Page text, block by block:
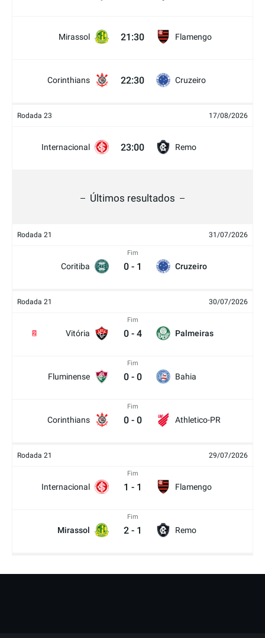
Mirassol 21:30 Flamengo
Corinthians 22:30 Cruzeiro
Rodada 23 17/08/2026
Internacional 23:00 Remo
Últimos resultados
Rodada 21 31/07/2026
Coritiba
Fim
0 - 1 Cruzeiro
Rodada 21 30/07/2026
Vitória
2
Fim
0 - 4 Palmeiras
Fluminense
Fim
0 - 0 Bahia
Corinthians
Fim
0 - 0 Athletico-PR
Rodada 21 29/07/2026
Internacional
Fim
1 - 1 Flamengo
Mirassol
Fim
2 - 1 Remo